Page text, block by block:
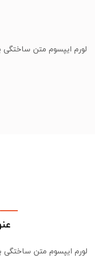
لورم ایپسوم متن
لورم ایپسوم متن